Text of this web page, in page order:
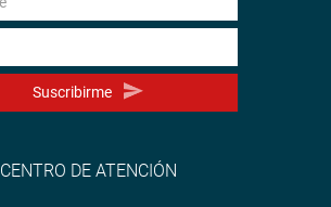
Suscribirme
CENTRO DE ATENCIÓN